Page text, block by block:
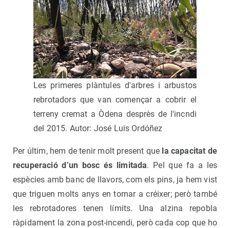
Les primeres plàntules d'arbres i arbustos
rebrotadors que van començar a cobrir el
terreny cremat a Òdena desprès de l'incndi
del 2015. Autor: José Luis Ordóñez
Per últim, hem de tenir molt present que la capacitat de
recuperació d’un bosc és limitada. Pel que fa a les
espècies amb banc de llavors, com els pins, ja hem vist
que triguen molts anys en tornar a créixer; però també
les rebrotadores tenen límits. Una alzina repobla
ràpidament la zona post-incendi, però cada cop que ho